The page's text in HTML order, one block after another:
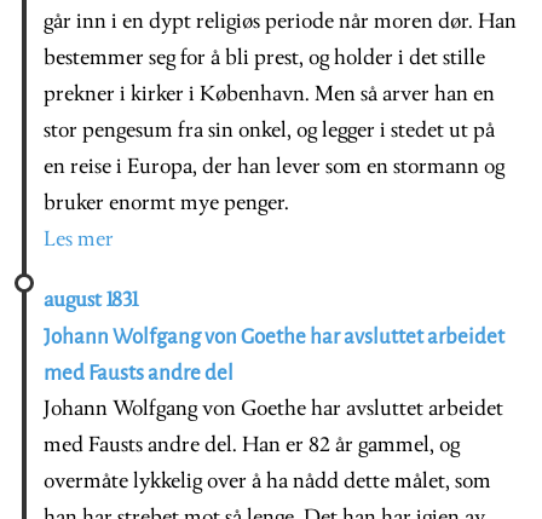
går inn i en dypt religiøs periode når moren dør. Han
bestemmer seg for å bli prest, og holder i det stille
prekner i kirker i København. Men så arver han en
stor pengesum fra sin onkel, og legger i stedet ut på
en reise i Europa, der han lever som en stormann og
bruker enormt mye penger.
Les mer
august 1831
Johann Wolfgang von Goethe har avsluttet arbeidet
med Fausts andre del
Johann Wolfgang von Goethe har avsluttet arbeidet
med Fausts andre del. Han er 82 år gammel, og
overmåte lykkelig over å ha nådd dette målet, som